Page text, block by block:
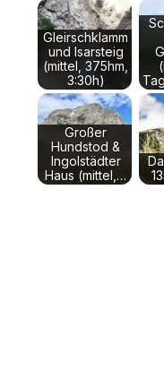
Gleirschklamm
und Isarsteig
(mittel, 375hm,
3:30h)
Großer
Hundstod &
Ingolstädter
Haus (mittel,…